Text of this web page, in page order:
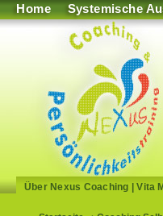
Home Systemische
Über Nexus Coaching |Vita